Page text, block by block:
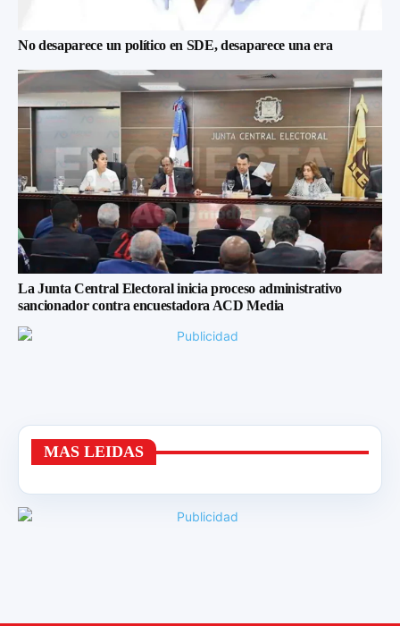
No desaparece un político en SDE, desaparece una era
La Junta Central Electoral inicia proceso administrativo
sancionador contra encuestadora ACD Media
MAS LEIDAS